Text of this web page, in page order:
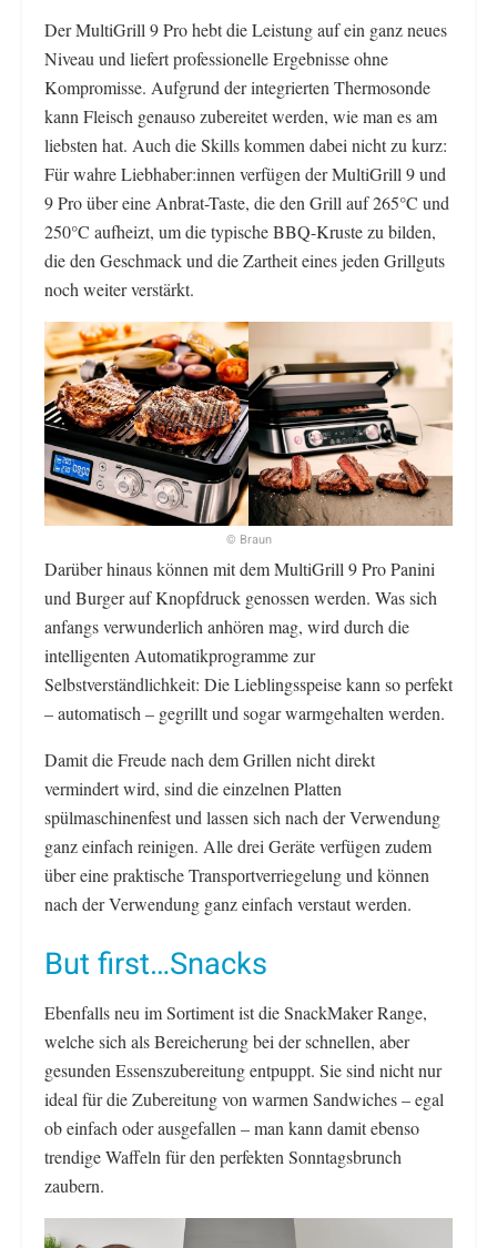
Der MultiGrill 9 Pro hebt die Leistung auf ein ganz neues
Niveau und liefert professionelle Ergebnisse ohne
Kompromisse. Aufgrund der integrierten Thermosonde
kann Fleisch genauso zubereitet werden, wie man es am
liebsten hat. Auch die Skills kommen dabei nicht zu kurz:
Für wahre Liebhaber:innen verfügen der MultiGrill 9 und
9 Pro über eine Anbrat-Taste, die den Grill auf 265°C und
250°C aufheizt, um die typische BBQ-Kruste zu bilden,
die den Geschmack und die Zartheit eines jeden Grillguts
noch weiter verstärkt.
© Braun
Darüber hinaus können mit dem MultiGrill 9 Pro Panini
und Burger auf Knopfdruck genossen werden. Was sich
anfangs verwunderlich anhören mag, wird durch die
intelligenten Automatikprogramme zur
Selbstverständlichkeit: Die Lieblingsspeise kann so perfekt
– automatisch – gegrillt und sogar warmgehalten werden.
Damit die Freude nach dem Grillen nicht direkt
vermindert wird, sind die einzelnen Platten
spülmaschinenfest und lassen sich nach der Verwendung
ganz einfach reinigen. Alle drei Geräte verfügen zudem
über eine praktische Transportverriegelung und können
nach der Verwendung ganz einfach verstaut werden.
But first…Snacks
Ebenfalls neu im Sortiment ist die SnackMaker Range,
welche sich als Bereicherung bei der schnellen, aber
gesunden Essenszubereitung entpuppt. Sie sind nicht nur
ideal für die Zubereitung von warmen Sandwiches – egal
ob einfach oder ausgefallen – man kann damit ebenso
trendige Waffeln für den perfekten Sonntagsbrunch
zaubern.